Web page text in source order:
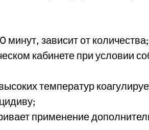
зависит от количества;
кабинете при условии
температур
применение